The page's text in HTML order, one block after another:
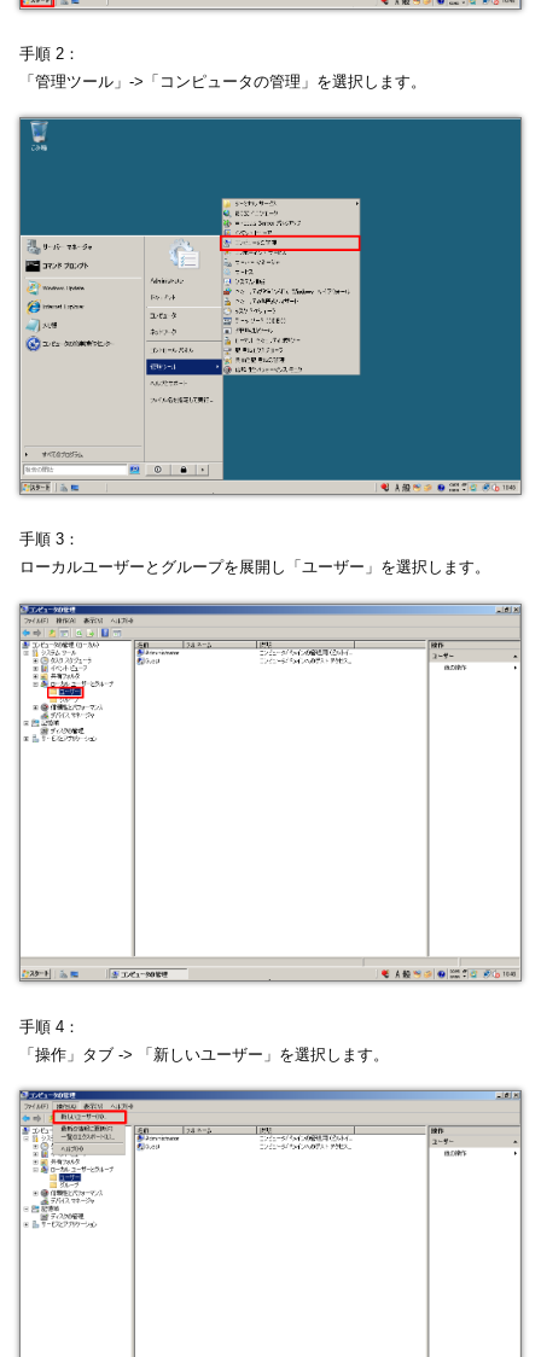
手順 2：
「管理ツール」->「コンピュータの管理」を選択します。
手順 3：
ローカルユーザーとグループを展開し「ユーザー」を選択します。
手順 4：
「操作」タブ -> 「新しいユーザー」を選択します。